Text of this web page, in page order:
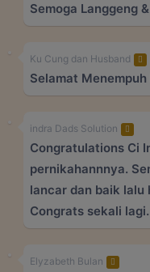
Semoga Langgeng
Ku Cung dan Husband
Selamat
indra Dads Solution
Congratulations Ci
pernikahannnya.
lancar dan baik lalu
Congrats sekali lagi.
Elyzabeth Bulan